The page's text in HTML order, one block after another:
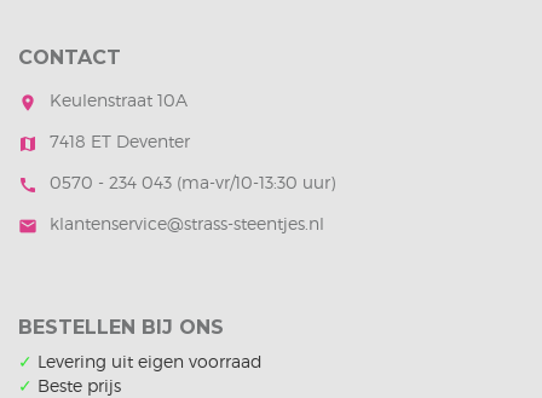
CONTACT
room Keulenstraat 10A
map 7418 ET Deventer
call 0570 - 234 043 (ma-vr/10-13:30 uur)
mail klantenservice@strass-steentjes.nl
BESTELLEN BIJ ONS
✓ Levering uit eigen voorraad
✓ Beste prijs